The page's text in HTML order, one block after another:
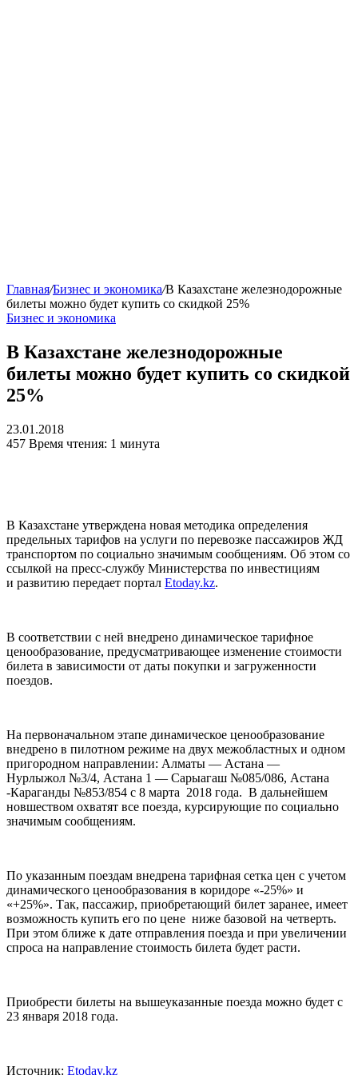
Главная/Бизнес и экономика/В Казахстане железнодорожные
билеты можно будет купить со скидкой 25%
Бизнес и экономика
В Казахстане железнодорожные
билеты можно будет купить со скидкой
25%
23.01.2018
457 Время чтения: 1 минута
В Казахстане утверждена новая методика определения
предельных тарифов на услуги по перевозке пассажиров ЖД
транспортом по социально значимым сообщениям. Об этом со
ссылкой на пресс-службу Министерства по инвестициям
и развитию передает портал Etoday.kz.
В соответствии с ней внедрено динамическое тарифное
ценообразование, предусматривающее изменение стоимости
билета в зависимости от даты покупки и загруженности
поездов.
На первоначальном этапе динамическое ценообразование
внедрено в пилотном режиме на двух межобластных и одном
пригородном направлении: Алматы — Астана —
Нурлыжол №3/4, Астана 1 — Сарыагаш №085/086, Астана
-Караганды №853/854 с 8 марта 2018 года. В дальнейшем
новшеством охватят все поезда, курсирующие по социально
значимым сообщениям.
По указанным поездам внедрена тарифная сетка цен с учетом
динамического ценообразования в коридоре «-25%» и
«+25%». Так, пассажир, приобретающий билет заранее, имеет
возможность купить его по цене ниже базовой на четверть.
При этом ближе к дате отправления поезда и при увеличении
спроса на направление стоимость билета будет расти.
Приобрести билеты на вышеуказанные поезда можно будет с
23 января 2018 года.
Источник: Etoday.kz